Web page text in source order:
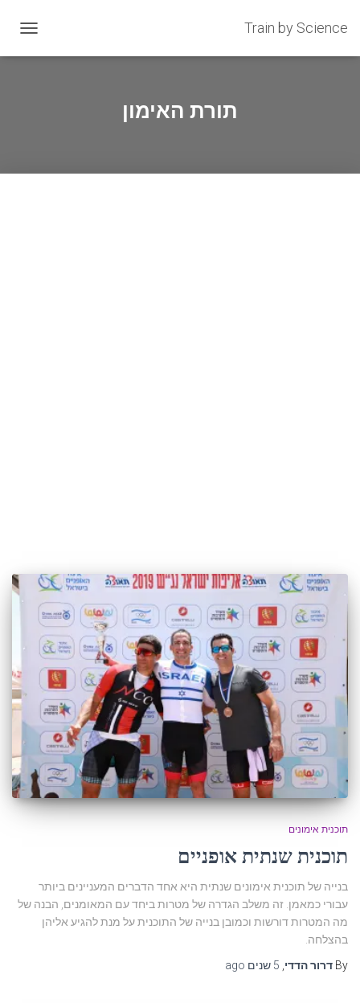
Train by Science
תורת האימון
תוכנית אימונים
תוכנית שנתית אופניים
בנייה של תוכנית אימונים שנתית היא אחד הדברים המעניינים ביותר
עבורי כמאמן. זה משלב הגדרה של מטרות ביחד עם המאומנים, הבנה של
מה המטרות דורשות וכמובן בנייה של התוכנית על מנת להגיע אליהן
בהצלחה.
By דרור הדדי 5 שנים